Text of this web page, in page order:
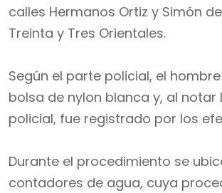
calles Hermanos Ortiz y Simón
Treinta y Tres Orientales.
Según el parte policial, el
bolsa de nylon blanca y, al notar
policial, fue registrado por los
Durante el procedimiento se
contadores de agua, cuya